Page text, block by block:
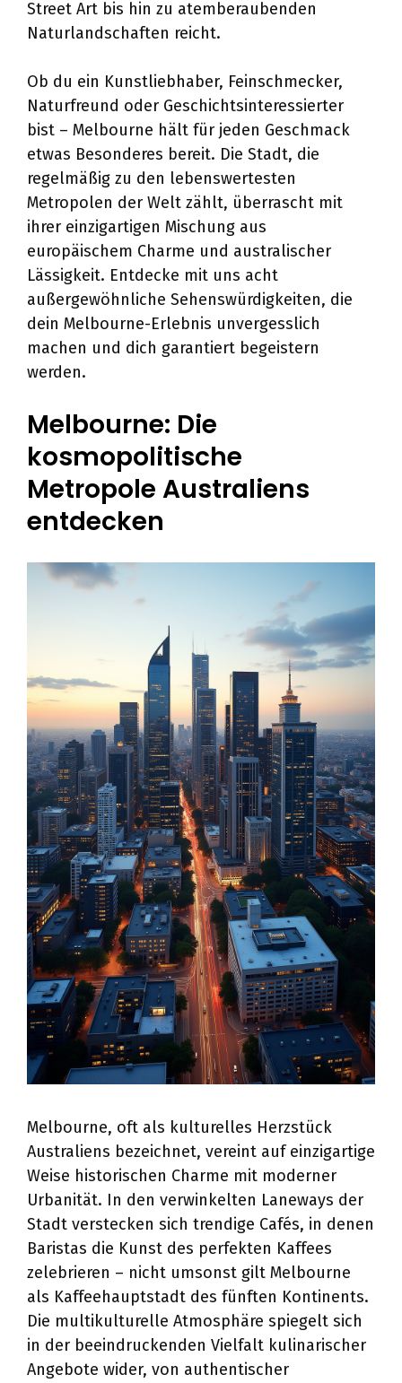
Street Art bis hin zu atemberaubenden
Naturlandschaften reicht.
Ob du ein Kunstliebhaber, Feinschmecker,
Naturfreund oder Geschichtsinteressierter
bist – Melbourne hält für jeden Geschmack
etwas Besonderes bereit. Die Stadt, die
regelmäßig zu den lebenswertesten
Metropolen der Welt zählt, überrascht mit
ihrer einzigartigen Mischung aus
europäischem Charme und australischer
Lässigkeit. Entdecke mit uns acht
außergewöhnliche Sehenswürdigkeiten, die
dein Melbourne-Erlebnis unvergesslich
machen und dich garantiert begeistern
werden.
Melbourne: Die
kosmopolitische
Metropole Australiens
entdecken
Melbourne, oft als kulturelles Herzstück
Australiens bezeichnet, vereint auf einzigartige
Weise historischen Charme mit moderner
Urbanität. In den verwinkelten Laneways der
Stadt verstecken sich trendige Cafés, in denen
Baristas die Kunst des perfekten Kaffees
zelebrieren – nicht umsonst gilt Melbourne
als Kaffeehauptstadt des fünften Kontinents.
Die multikulturelle Atmosphäre spiegelt sich
in der beeindruckenden Vielfalt kulinarischer
Angebote wider, von authentischer